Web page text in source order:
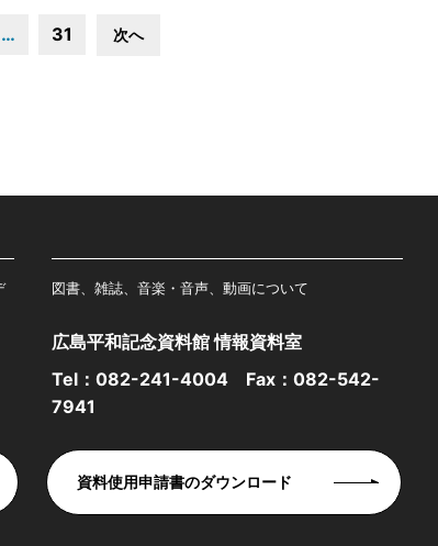
… 31 次へ
図書、雑誌、音楽・音声、動画について
広島平和記念資料館 情報資料室
Tel： 082-241-4004 Fax：082-542-
7941
資料使用申請書のダウンロード